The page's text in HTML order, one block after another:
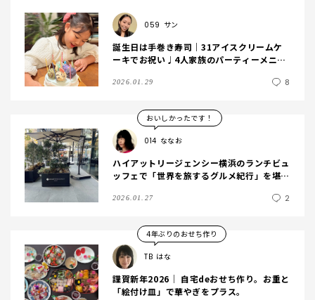
059 サン
誕生日は手巻き寿司｜31アイスクリームケ
ーキでお祝い♩4人家族のパーティーメニュ
2026.01.29 8
014 ななお
おいしかったです！
ハイアットリージェンシー横浜のランチビュ
ッフェで「世界を旅するグルメ紀行」を堪能
2026.01.27 2
TB はな
4年ぶりのおせち作り
謹賀新年2026│ 自宅deおせち作り。お重と
「絵付け皿」で華やぎをプラス。